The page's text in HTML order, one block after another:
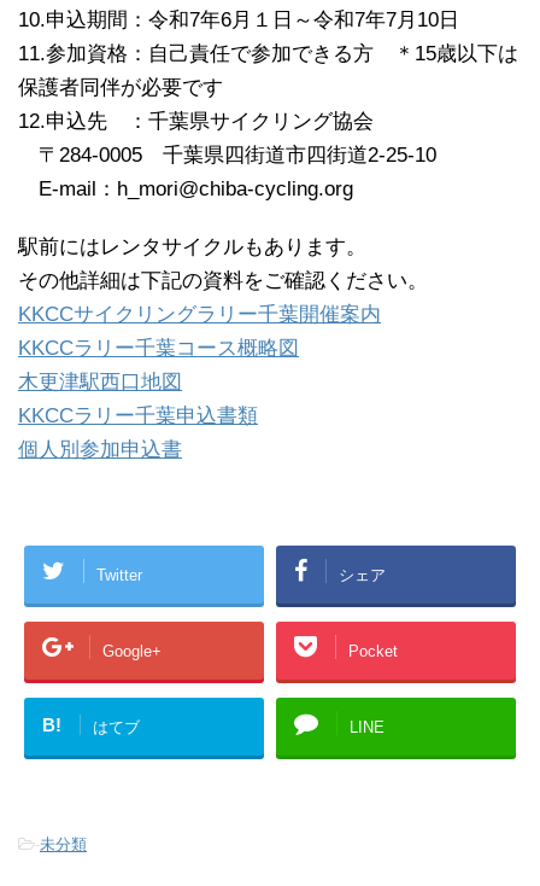
10.申込期間：令和7年6月１日～令和7年7月10日
11.参加資格：自己責任で参加できる方 ＊15歳以下は
保護者同伴が必要です
12.申込先 ：千葉県サイクリング協会
〒284-0005 千葉県四街道市四街道2-25-10
E-mail：h_mori@chiba-cycling.org
駅前にはレンタサイクルもあります。
その他詳細は下記の資料をご確認ください。
KKCCサイクリングラリー千葉開催案内
KKCCラリー千葉コース概略図
木更津駅西口地図
KKCCラリー千葉申込書類
個人別参加申込書
Twitter シェア
Google+ Pocket
B! はてブ LINE
-未分類